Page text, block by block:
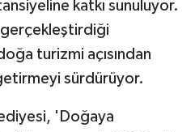
katkı sunuluyor.
gerçekleştirdiği
turizmi açısından
sürdürüyor.
'Doğaya